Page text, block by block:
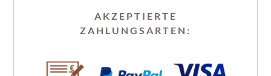
AKZEPTIERTE
ZAHLUNGSARTEN: